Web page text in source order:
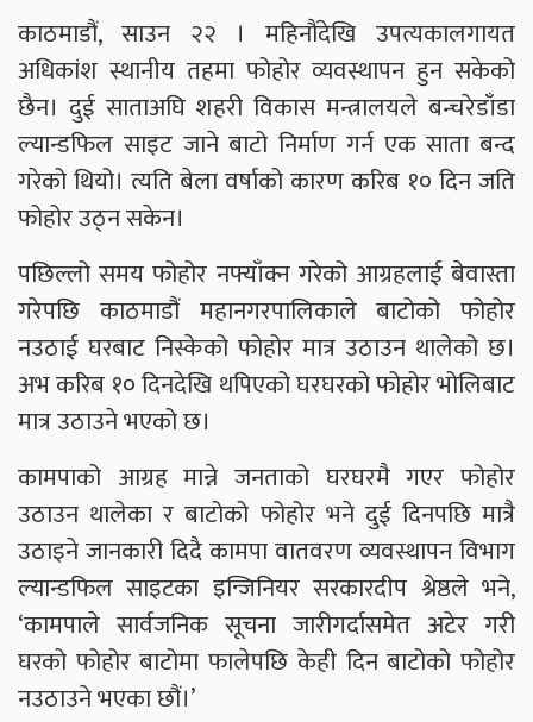
काठमाडौं, साउन २२ । महिनौंदेखि उपत्यकालगायत
अधिकांश स्थानीय तहमा फोहोर व्यवस्थापन हुन सकेको
छैन। दुई साताअघि शहरी विकास मन्त्रालयले बन्चरेडाँडा
ल्यान्डफिल साइट जाने बाटो निर्माण गर्न एक साता बन्द
गरेको थियो। त्यति बेला वर्षाको कारण करिब १० दिन जति
फोहोर उठ्न सकेन।
पछिल्लो समय फोहोर नफ्याँक्न गरेको आग्रहलाई बेवास्ता
गरेपछि काठमाडौं महानगरपालिकाले बाटोको फोहोर
नउठाई घरबाट निस्केको फोहोर मात्र उठाउन थालेको छ।
अभ करिब १० दिनदेखि थपिएको घरघरको फोहोर भोलिबाट
मात्र उठाउने भएको छ।
कामपाको आग्रह मान्ने जनताको घरघरमै गएर फोहोर
उठाउन थालेका र बाटोको फोहोर भने दुई दिनपछि मात्रै
उठाइने जानकारी दिदै कामपा वातवरण व्यवस्थापन विभाग
ल्यान्डफिल साइटका इन्जिनियर सरकारदीप श्रेष्ठले भने,
‘कामपाले सार्वजनिक सूचना जारीगर्दासमेत अटेर गरी
घरको फोहोर बाटोमा फालेपछि केही दिन बाटोको फोहोर
नउठाउने भएका छौं।’